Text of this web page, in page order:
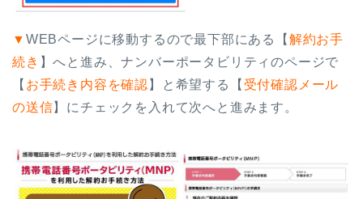
▼ WEBページに移動するので最下部にある【 解約お手
続き 】へと進み、ナンバーポータビリティのページで
【 お手続き内容を確認 】と希望する【 受付確認メール
の送信】にチェックを入れて次へと進みます。